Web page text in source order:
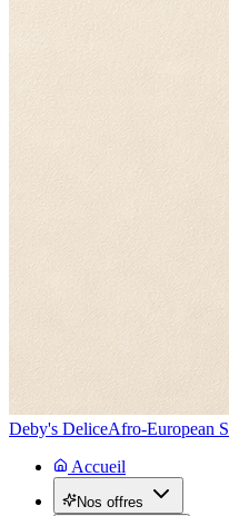
Deby's DeliceAfro-European
Accueil
Nos offres